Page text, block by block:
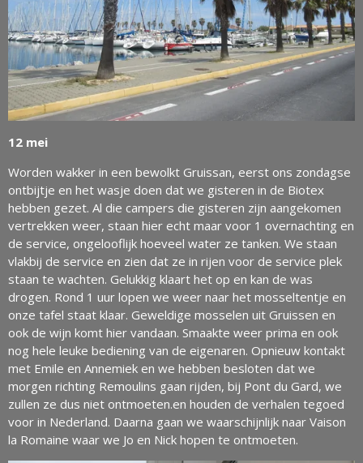
12 mei
Worden wakker in een bewolkt Gruissan, eerst ons zondagse
ontbijtje en het wasje doen dat we gisteren in de Biotex
hebben gezet. Al die campers die gisteren zijn aangekomen
vertrekken weer, staan hier echt maar voor 1 overnachting en
de service, ongelooflijk hoeveel water ze tanken. We staan
vlakbij de service en zien dat ze in rijen voor de service plek
staan te wachten. Gelukkig klaart het op en kan de was
drogen. Rond 1 uur lopen we weer naar het mosseltentje en
onze tafel staat klaar. Geweldige mosselen uit Gruissen en
ook de wijn komt hier vandaan. Smaakte weer prima en ook
nog hele leuke bediening van de eigenaren. Opnieuw kontakt
met Emile en Annemiek en we hebben besloten dat we
morgen richting Remoulins gaan rijden, bij Pont du Gard, we
zullen ze dus niet ontmoeten.en houden de verhalen tegoed
voor in Nederland. Daarna gaan we waarschijnlijk naar Vaison
la Romaine waar we Jo en Nick hopen te ontmoeten.